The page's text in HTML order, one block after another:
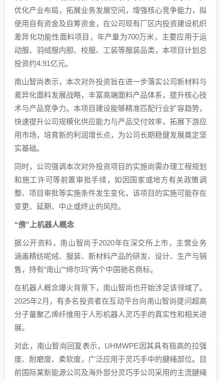
优化产业布局，拓展业务发展空间，增强核心竞争能力，拟
使用自有资金及自筹资金，在公司现有厂区内投资建设机织
差异化功能性面料项目，年产量为700万米，主要应用于运
动服、羽绒服内胆、校服、工装等服装品类，本项目计划总
投资约4.91亿元。
南山智尚表示，本次对外投资旨在进一步落实公司新材料与
差异化面料发展战略，丰富高端面料产品体系，提升核心技
术与产品竞争力。本项目建设能够精准匹配行业扩容趋势，
快速提升公司规模化供应能力与产品交付效率，拓展下游应
用市场，培育新的利润增长点，为公司长期稳健发展奠定坚
实基础。
同时，公司强调本次对外投资项目的实施尚需办理工程规划
和施工许可等前置审批手续，如因国家或地方有关政策调
整、项目审批等实施条件发生变化，该项目的实施可能存在
变更、延期、中止或终止的风险。
“傍”上机器人概念
据公开资料，南山智尚于2020年在深交所上市，主营业务
涵盖精纺呢绒、服装、新材料产品的研发、设计、生产与销
售，持有“南山”“缔尔玛”两个中国驰名商标。
在机器人概念爆火背景下，南山智尚也开始涉足该领域了。
2025年2月，有多名投资者在互动平台向南山智尚提问超高
分子量聚乙烯纤维用于人形机器人灵巧手的真实性和相关进
展。
对此，南山智尚回复表示，UHMWPE因其具有极高的拉强
度、耐磨度、柔软度，广泛应用于灵巧手中的腱绳部位。目
前国际某新能源公司及海外部分灵巧手公司采用的主流腱绳